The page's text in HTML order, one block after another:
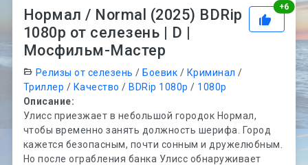
+6
Нормал / Normal (2025) BDRip
1080p от селезень | D |
Мосфильм-Мастер
Релизы от селезень / Боевик / Криминал /
Триллер / Качество / BDRip 1080p / 1080p
Описание:
Улисс приезжает в небольшой городок Нормал,
чтобы временно занять должность шерифа. Город
кажется безопасным, почти сонным и дружелюбным.
Но после ограбления банка Улисс обнаруживает